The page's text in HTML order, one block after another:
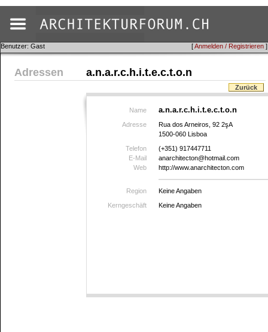
[Anmelden / Registrieren ]
Benutzer: Gast
Adressen a.n.a.r.c.h.i.t.e.c.t.o.n
Zurück
Name a.n.a.r.c.h.i.t.e.c.t.o.n
Adresse
Rua dos Arneiros, 92 2şA
1500-060 Lisboa
Telefon
(+351) 917447711
E-Mail
anarchitecton@hotmail.com
Web
http://www.anarchitecton.com
Region
Keine Angaben
Kerngeschäft
Keine Angaben